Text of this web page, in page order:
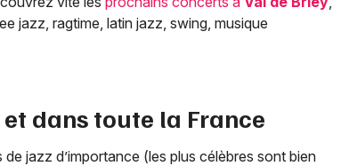
jazz, ragtime, latin jazz, swing, musique
et dans toute la France
jazz d’importance (les plus célèbres sont bien